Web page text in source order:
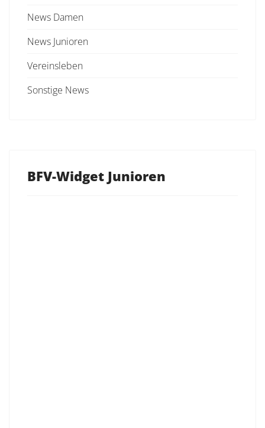
News Damen
News Junioren
Vereinsleben
Sonstige News
BFV-Widget Junioren